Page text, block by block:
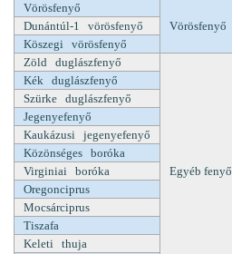
Vörösfenyő
Vörösfenyő
Dunántúl-1 vörösfenyő
Köszegi vörösfenyő
Zöld duglászfenyő
Egyéb fenyő
Kék duglászfenyő
Szürke duglászfenyő
Jegenyefenyő
Kaukázusi jegenyefenyő
Közönséges boróka
Virginiai boróka
Oregonciprus
Mocsárciprus
Tiszafa
Keleti thuja